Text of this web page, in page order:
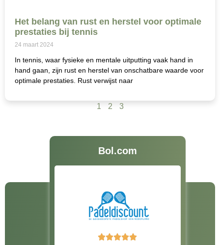
Het belang van rust en herstel voor optimale
prestaties bij tennis
24 maart 2024
In tennis, waar fysieke en mentale uitputting vaak hand in
hand gaan, zijn rust en herstel van onschatbare waarde voor
optimale prestaties. Rust verwijst naar
1 2 3
Bol.com
